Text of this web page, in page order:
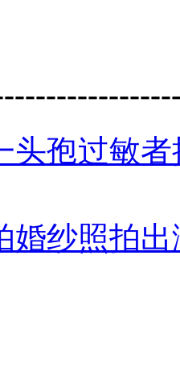
头孢过敏
婚纱照拍出